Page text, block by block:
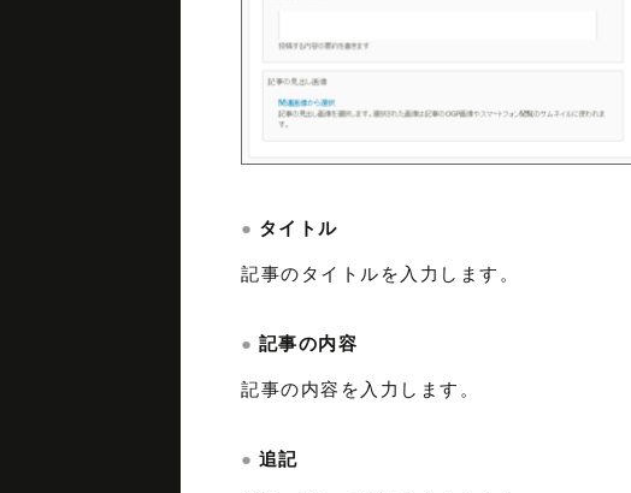
タイトル
記事のタイトルを入力します。
記事の内容
記事の内容を入力します。
追記